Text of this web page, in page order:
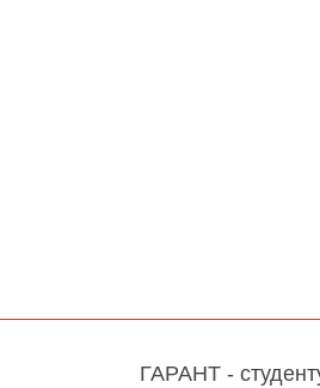
ГАРАНТ -